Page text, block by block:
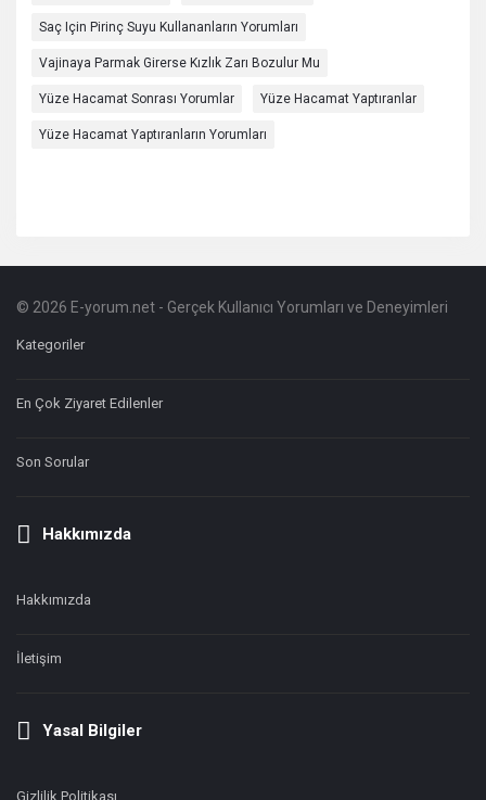
Saç Için Pirinç Suyu Kullananların Yorumları
Vajinaya Parmak Girerse Kızlık Zarı Bozulur Mu
Yüze Hacamat Sonrası Yorumlar Yüze Hacamat Yaptıranlar
Yüze Hacamat Yaptıranların Yorumları
Footer
Hakkında
© 2026 E-yorum.net - Gerçek Kullanıcı Yorumları ve Deneyimleri
Kategoriler
En Çok Ziyaret Edilenler
Son Sorular
Hakkımızda
Hakkımızda
İletişim
Yasal Bilgiler
Gizlilik Politikası